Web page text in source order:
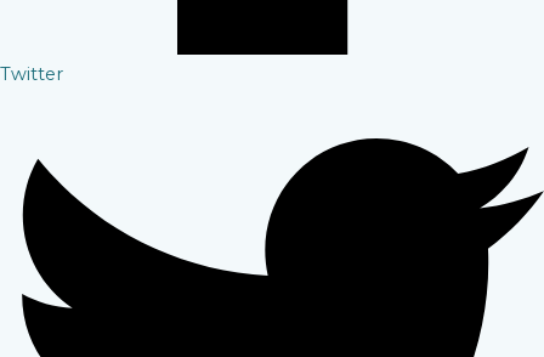
Twitter